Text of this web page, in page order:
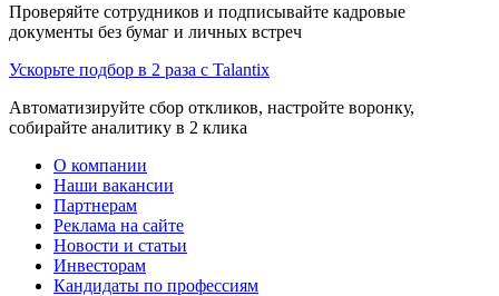
Проверяйте сотрудников и подписывайте кадровые
документы без бумаг и личных встреч
Ускорьте подбор в 2 раза с Talantix
Автоматизируйте сбор откликов, настройте воронку,
собирайте аналитику в 2 клика
О компании
Наши вакансии
Партнерам
Реклама на сайте
Новости и статьи
Инвесторам
Кандидаты по профессиям